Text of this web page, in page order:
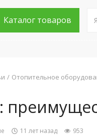
Каталог товаров
Отопительное
11 лет назад 953